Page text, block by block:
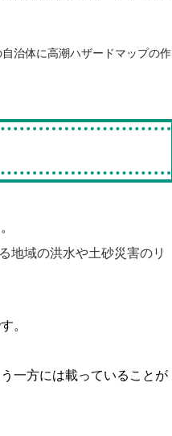
治体に高潮ハザードマップの作
地域の洪水や土砂災害のリ
。
一方には載っていることが